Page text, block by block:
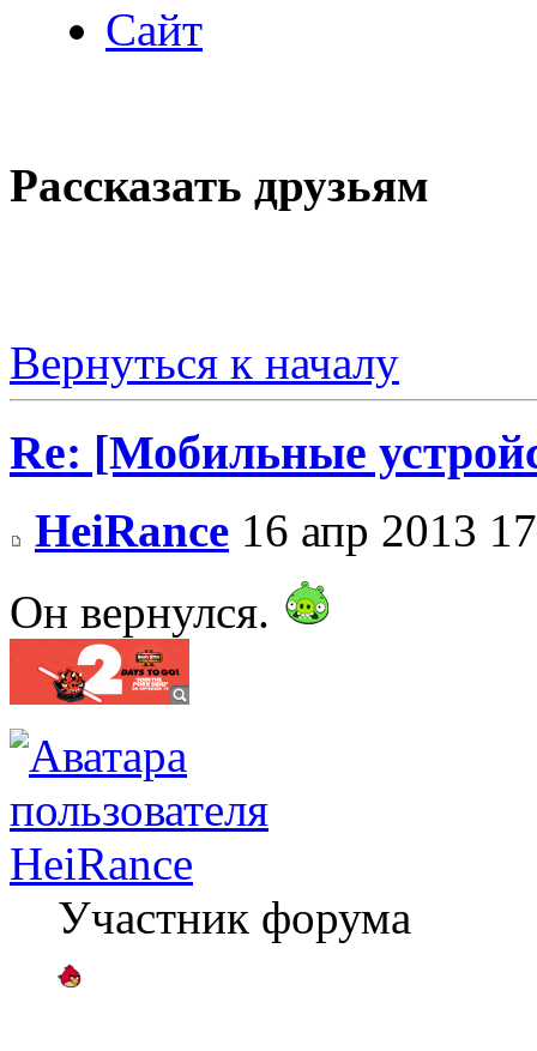
Сайт
Рассказать друзьям
Вернуться к началу
Re: [Мобильные
HeiRance 16 апр 2013
Он вернулся.
HeiRance
Участник форума